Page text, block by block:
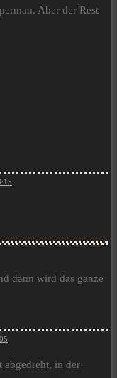
Aber der Rest
dann wird das ganze
abgedreht, in der